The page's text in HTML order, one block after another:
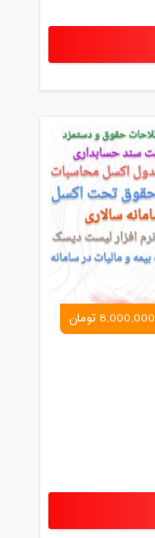
8,000,000 تومان